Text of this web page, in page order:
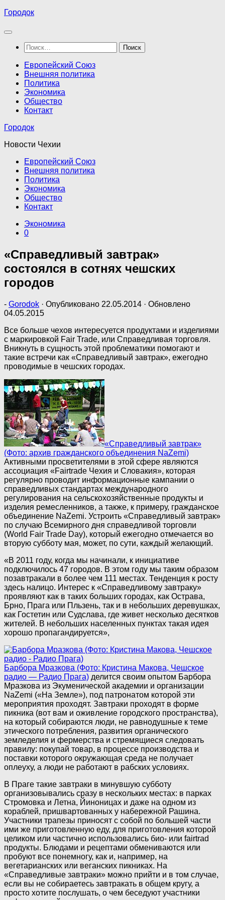
Перейти
содержимому
Городок
Найти:
Европейский Союз
Внешняя политика
Политика
Экономика
Общество
Контакт
Городок
Новости Чехии
Европейский Союз
Внешняя политика
Политика
Экономика
Общество
Контакт
Экономика
0
«Справедливый завтрак»
состоялся в сотнях чешских
городов
- Gorodok · Опубликовано 22.05.2014 · Обновлено
04.05.2015
Все больше чехов интересуется продуктами и изделиями
с маркировкой Fair Trade, или Справедливая торговля.
Вникнуть в сущность этой проблематики помогают и
такие встречи как «Справедливый завтрак», ежегодно
проводимые в чешских городах.
«Справедливый завтрак»
(Фото: архив гражданского объединения NaZemi)
Активными просветителями в этой сфере являются
ассоциация «Fairtrade Чехия и Словакия», которая
регулярно проводит информационные кампании о
справедливых стандартах международного
регулирования на сельскохозяйственные продукты и
изделия ремесленников, а также, к примеру, гражданское
объединение NaZemi. Устроить «Справедливый завтрак»
по случаю Всемирного дня справедливой торговли
(World Fair Trade Day), который ежегодно отмечается во
вторую субботу мая, может, по сути, каждый желающий.
«В 2011 году, когда мы начинали, к инициативе
подключилось 47 городов. В этом году мы таким образом
позавтракали в более чем 111 местах. Тенденция к росту
здесь налицо. Интерес к «Справедливому завтраку»
проявляют как в таких больших городах, как Острава,
Брно, Прага или Пльзень, так и в небольших деревушках,
как Гостетин или Судслава, где живет несколько десятков
жителей. В небольших населенных пунктах такая идея
хорошо пропагандируется»,
Барбора Мразкова (Фото: Кристина Макова, Чешское
радио — Радио Прага) делится своим опытом Барбора
Мразкова из Экуменической академии и организации
NaZemi («На Земле»), под патронатом которой эти
мероприятия проходят. Завтраки проходят в форме
пикника (вот вам и оживление городского пространства),
на который собираются люди, не равнодушные к теме
этического потребления, развития органического
земледелия и фермерства и стремящиеся следовать
правилу: покупай товар, в процессе производства и
поставки которого окружающая среда не получает
оплеуху, а люди не работают в рабских условиях.
В Праге такие завтраки в минувшую субботу
организовывались сразу в нескольких местах: в парках
Стромовка и Летна, Йиноницах и даже на одном из
кораблей, пришвартованных у набережной Рашина.
Участники трапезы приносят с собой по большей части
ими же приготовленную еду, для приготовления которой
целиком или частично использовались био- или fairtrad
продукты. Блюдами и рецептами обмениваются или
пробуют все понемногу, как и, например, на
вегетарианских или веганских пикниках. На
«Справедливые завтраки» можно прийти и в том случае,
если вы не собираетесь завтракать в общем кругу, а
просто хотите послушать, о чем беседуют участники